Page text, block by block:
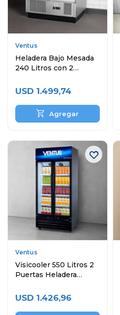
Ventus
Heladera Bajo Mesada
240 Litros con 2
USD 1.499,74
Ventus
Visicooler 550 Litros 2
Puertas Heladera
USD 1.426,96